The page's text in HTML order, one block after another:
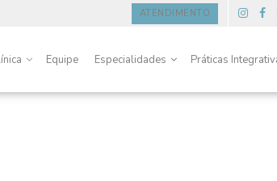
ATENDIMENTO
Equipe Especialidades Práticas